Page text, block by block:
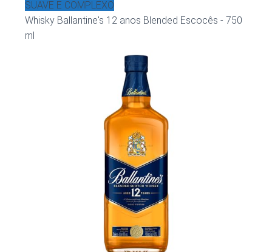
SUAVE E COMPLEXO
Whisky Ballantine's 12 anos Blended Escocês - 750
ml